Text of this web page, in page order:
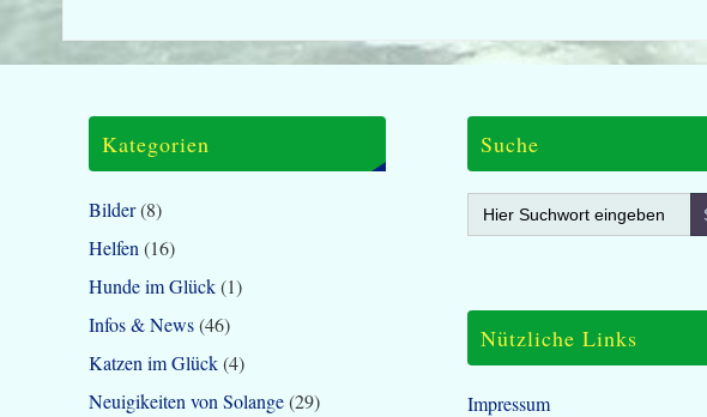
Kategorien
Bilder(8)
Helfen (16)
Hunde im Glück(1)
Infos & News(46)
Katzen im Glück(4)
Neuigikeiten von Solange(29)
Suche
Search
for:
Nützliche Links
Impressum